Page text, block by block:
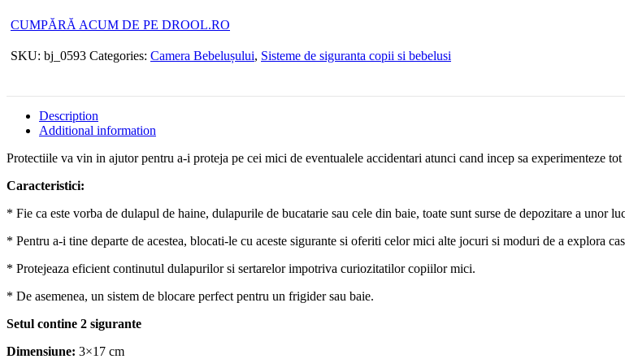
CUMPĂRĂ ACUM DE PE DROOL.RO
SKU: bj_0593 Categories: Camera Bebelușului, Sisteme de siguranta copii si bebelusi
Description
Additional information
Protectiile va vin in ajutor pentru a-i proteja pe cei mici de eventualele accidentari atunci cand incep sa experimenteze tot
Caracteristici:
* Fie ca este vorba de dulapul de haine, dulapurile de bucatarie sau cele din baie, toate sunt surse de depozitare a unor
* Pentru a-i tine departe de acestea, blocati-le cu aceste sigurante si oferiti celor mici alte jocuri si moduri de a explora
* Protejeaza eficient continutul dulapurilor si sertarelor impotriva curiozitatilor copiilor mici.
* De asemenea, un sistem de blocare perfect pentru un frigider sau baie.
Setul contine 2 sigurante
Dimensiune: 3×17 cm